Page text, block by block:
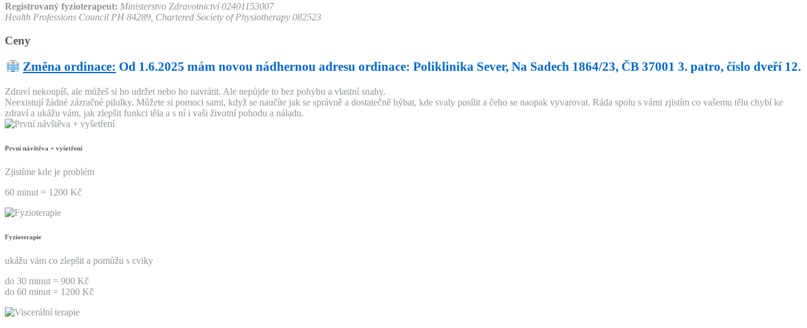
Registrovaný fyzioterapeut: Ministerstvo Zdravotnictví 02401153007
Health Professions Council PH 84289, Chartered Society of Physiotherapy 082523
Ceny
Změna ordinace: Od 1.6.2025 mám novou nádhernou adresu ordinace:Poliklinika Sever, Na Sadech 1864/23, ČB 37001 3. patro, číslo dveří 12.
Zdraví nekoupíš, ale můžeš si ho udržet nebo ho navrátit. Ale nepůjde to bez pohybu a vlastní snahy.
Neexistují žádné zázračné pilulky. Můžete si pomoci sami, když se naučíte jak se správně a dostatečně hýbat, kde svaly posílit a čeho se naopak vyvarovat. Ráda spolu s vámi zjistím co vašemu tělu chybí ke
zdraví a ukážu vám, jak zlepšit funkci těla a s ní i vaši životní pohodu a náladu.
První návštěva + vyšetření
Zjistíme kde je problém
60 minut = 1200 Kč
Fyzioterapie
ukážu vám co zlepšit a pomůžu s cviky
do 30 minut = 900 Kč
do 60 minut = 1200 Kč